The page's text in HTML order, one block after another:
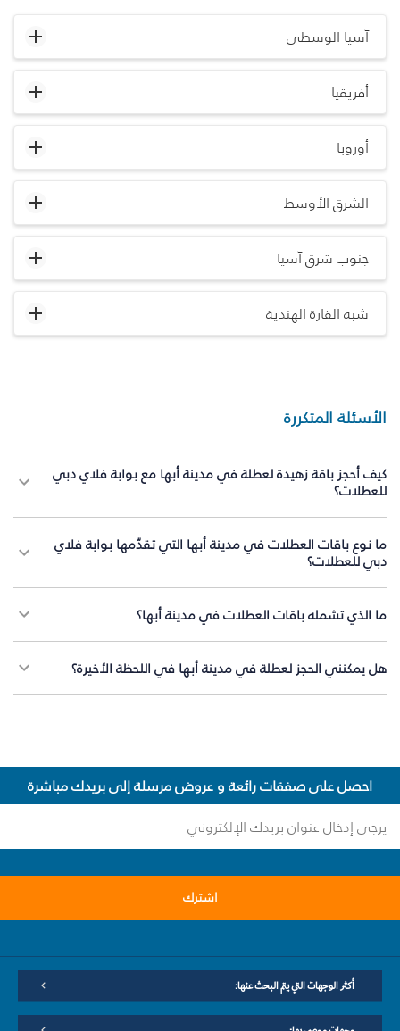
آسيا الوسطى
أفريقيا
أوروبا
الشرق الأوسط
جنوب شرق آسيا
شبه القارة الهندية
الأسئلة المتكررة
كيف أحجز باقة زهيدة لعطلة في مدينة أبها مع بوابة فلاي دبي
للعطلات؟
ما نوع باقات العطلات في مدينة أبها التي تقدّمها بوابة فلاي
دبي للعطلات؟
ما الذي تشمله باقات العطلات في مدينة أبها؟
هل يمكنني الحجز لعطلة في مدينة أبها في اللحظة الأخيرة؟
احصل على صفقات رائعة و عروض مرسلة إلى بريدك مباشرة
اشترك
أكثر الوجهات التي يتم البحث عنها: